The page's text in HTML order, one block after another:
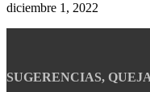
diciembre 1, 2022
SUGERENCIAS,